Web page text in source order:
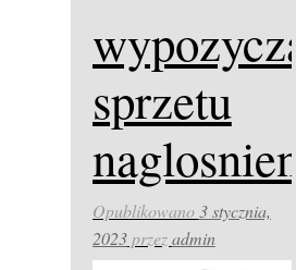
sprzetu
Opublikowano3 stycznia,
2023przezadmin